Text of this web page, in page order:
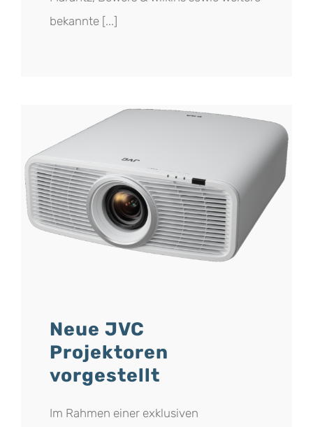
bekannte [...]
Neue JVC
Projektoren
vorgestellt
Im Rahmen einer exklusiven